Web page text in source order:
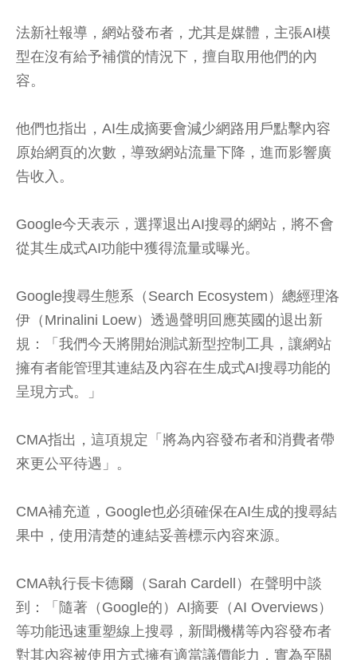
法新社報導，網站發布者，尤其是媒體，主張AI模
型在沒有給予補償的情況下，擅自取用他們的內
容。
他們也指出，AI生成摘要會減少網路用戶點擊內容
原始網頁的次數，導致網站流量下降，進而影響廣
告收入。
Google今天表示，選擇退出AI搜尋的網站，將不會
從其生成式AI功能中獲得流量或曝光。
Google搜尋生態系（Search Ecosystem）總經理洛
伊（Mrinalini Loew）透過聲明回應英國的退出新
規：「我們今天將開始測試新型控制工具，讓網站
擁有者能管理其連結及內容在生成式AI搜尋功能的
呈現方式。」
CMA指出，這項規定「將為內容發布者和消費者帶
來更公平待遇」。
CMA補充道，Google也必須確保在AI生成的搜尋結
果中，使用清楚的連結妥善標示內容來源。
CMA執行長卡德爾（Sarah Cardell）在聲明中談
到：「隨著（Google的）AI摘要（AI Overviews）
等功能迅速重塑線上搜尋，新聞機構等內容發布者
對其內容被使用方式擁有適當議價能力，實為至關